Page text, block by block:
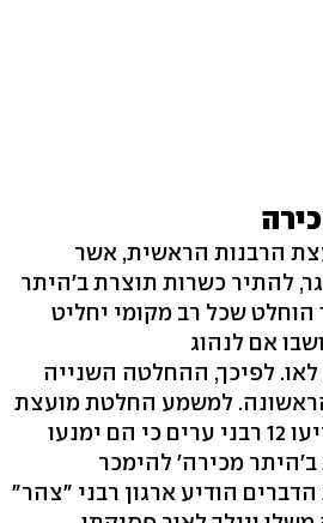
הרבנות הראשית, אשר
להתיר כשרות תוצרת ב'היתר
שכל רב מקומי יחליט
אם לנהוג
לפיכך, ההחלטה השנייה
למשמע החלטת מועצת
הרבנות הראשית, הודיעו 12 רבני ערים כי הם ימנעו
מכירה' להימכר
הודיע ארגון רבני "צהר"